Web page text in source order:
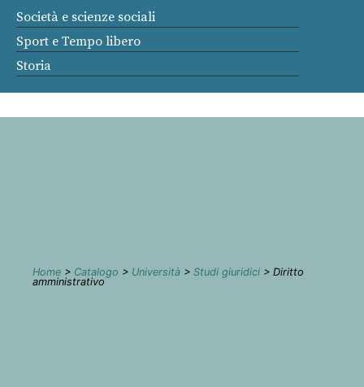
Società e scienze sociali
Sport e Tempo libero
Storia
Home > Catalogo > Università > Studi giuridici > Diritto
amministrativo